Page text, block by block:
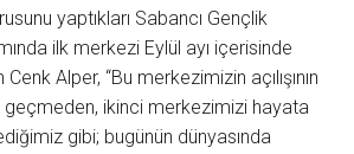
yaptıkları Sabancı Gençlik
ilk merkezi Eylül ayı içerisinde
Cenk Alper, “Bu merkezimizin açılışının
geçmeden, ikinci merkezimizi hayata
gibi; bugünün dünyasında